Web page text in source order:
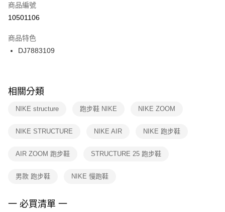
【「AFTEE先享後付」結帳流程】
１．於結帳方式選擇「AFTEE先享後付」後，將跳轉至「AFTEE先享後付」
２．訂單成立數日內，您將收到繳費通知簡訊。
３．收到繳費通知簡訊後14天內，點擊此簡訊中的連結，可透過四大超商／
ATM／網路銀行／等多元方式進行付款，方視為交易完成。
※ 交易是否成功請以「AFTEE先享後付 」之結帳頁面顯示為準，若有關於
是否繳費成功／繳費後需取消欲退款等相關疑問，請聯繫「AFTEE先享後付
客戶支援中心」https://netprotections.freshdesk.com/support/home
１．透過由恩沛科技股份有限公司提供之「AFTEE先享後付」服務完成之交
權轉讓予恩沛科技股份有限公司。
３．未成年的使用者請事先徵得法定代理人或監護人之同意方可使用
４．使用「AFTEE先享後付」時，將依據個別帳號之用戶狀況，依本公司即
宅配
每筆NT$100，滿NT$1,500(含以上)免運費
付款後門市自取
每筆NT$100，滿NT$1,500(含以上)免運費
商品編號
10501106
商品特色
DJ7883109
相關分類
NIKE structure 跑步鞋 NIKE NIKE ZOOM
NIKE STRUCTURE NIKE AIR NIKE 跑步鞋
AIR ZOOM 跑步鞋 STRUCTURE 25 跑步鞋
男款 跑步鞋 NIKE 慢跑鞋
一 必買清單 一